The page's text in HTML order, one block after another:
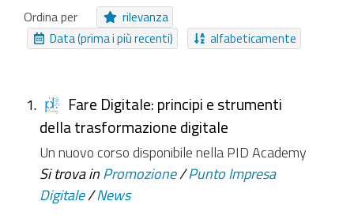
Immagine
Cartella Approfondimento
Cartella
EasyForm
Pagamento Online
Evento
Collezione Inviabile
NUOVI ELEMENTI DA
Da ieri
Nell'ultima settimana
Nell'ultimo mese
Ordina per
rilevanza
Data (prima i più recenti)
alfabeticamente
Fare Digitale: principi e strumenti
della trasformazione digitale
Un nuovo corso disponibile nella PID Academy
Si trova in Promozione /Punto Impresa
Digitale /News